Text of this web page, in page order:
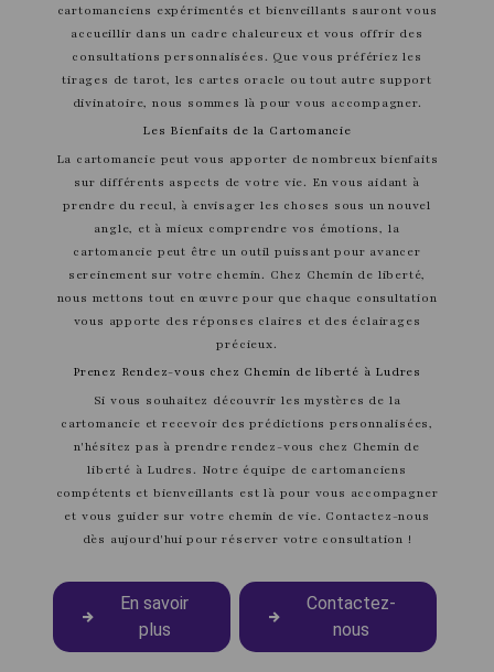
cartomanciens expérimentés et bienveillants sauront vous
accueillir dans un cadre chaleureux et vous offrir des
consultations personnalisées. Que vous préfériez les
tirages de tarot, les cartes oracle ou tout autre support
divinatoire, nous sommes là pour vous accompagner.
Les Bienfaits de la Cartomancie
La cartomancie peut vous apporter de nombreux bienfaits
sur différents aspects de votre vie. En vous aidant à
prendre du recul, à envisager les choses sous un nouvel
angle, et à mieux comprendre vos émotions, la
cartomancie peut être un outil puissant pour avancer
sereinement sur votre chemin. Chez Chemin de liberté,
nous mettons tout en œuvre pour que chaque consultation
vous apporte des réponses claires et des éclairages
précieux.
Prenez Rendez-vous chez Chemin de liberté à Ludres
Si vous souhaitez découvrir les mystères de la
cartomancie et recevoir des prédictions personnalisées,
n'hésitez pas à prendre rendez-vous chez Chemin de
liberté à Ludres. Notre équipe de cartomanciens
compétents et bienveillants est là pour vous accompagner
et vous guider sur votre chemin de vie. Contactez-nous
dès aujourd'hui pour réserver votre consultation !
En savoir
plus
Contactez-
nous